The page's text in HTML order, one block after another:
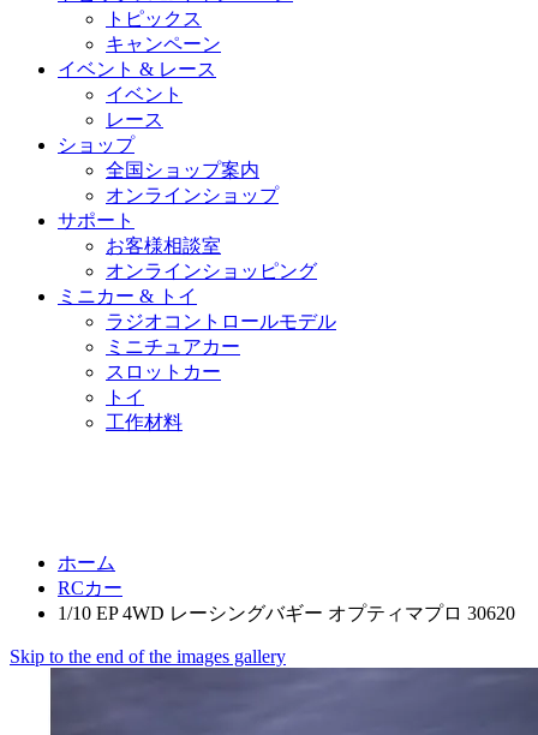
トピックス
キャンペーン
イベント & レース
イベント
レース
ショップ
全国ショップ案内
オンラインショップ
サポート
お客様相談室
オンラインショッピング
ミニカー & トイ
ラジオコントロールモデル
ミニチュアカー
スロットカー
トイ
工作材料
ホーム
RCカー
1/10 EP 4WD レーシングバギー オプティマプロ 30620
Skip to the end of the images gallery